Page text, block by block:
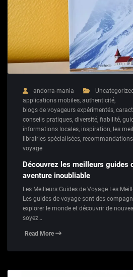
andorra-mania
Uncategorized
applications mobiles, authenticité,
blogs de voyageurs expérimentés,
conseils pratiques, diversité, fiabilité,
informations locales, inspiration, les
librairies spécialisées, recommandations
voyage
Découvrez les meilleurs guides
aventure inoubliable
Les Meilleurs Guides de Voyage Les
Les guides de voyage sont des
explorer le monde et découvrir de
soyez…
Read More